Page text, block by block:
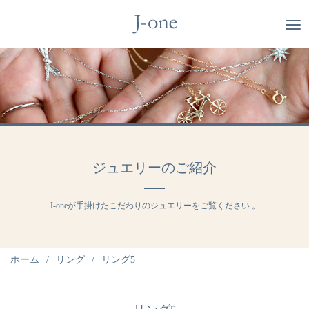
ジュエリーのご紹介
J-oneが手掛けたこだわりのジュエリーをご覧ください 。
ホーム リング リング5